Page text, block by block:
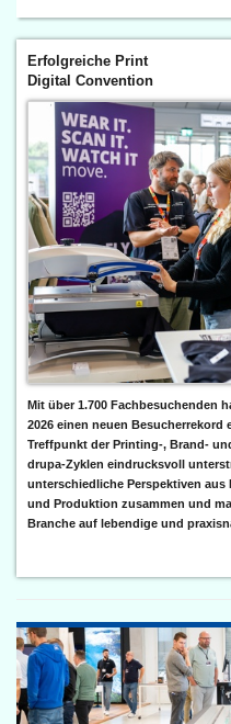
Erfolgreiche Print
Digital Convention
Mit über 1.700 Fachbesuchenden
2026 einen neuen
Treffpunkt der Printing-, Brand-
drupa-Zyklen eindrucksvoll
unterschiedliche Perspektiven aus
und Produktion zusammen und
Branche auf lebendige und